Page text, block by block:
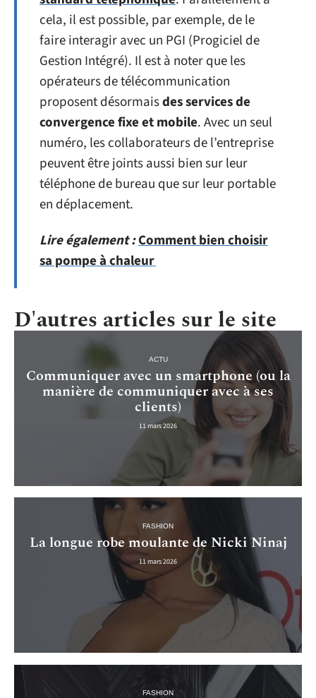
cela, il est possible, par exemple, de le
faire interagir avec un PGI (Progiciel de
Gestion Intégré). Il est à noter que les
opérateurs de télécommunication
proposent désormaisdes services de
convergence fixe et mobile. Avec un seul
numéro, les collaborateurs de l’entreprise
peuvent être joints aussi bien sur leur
téléphone de bureau que sur leur portable
en déplacement.
Lire également :Comment bien choisir
sa pompe à chaleur
D'autres articles sur le site
ACTU
Communiquer avec un smartphone (ou la
manière de communiquer avec à ses
clients)
11 mars 2026
FASHION
La longue robe moulante de Nicki Ninaj
11 mars 2026
FASHION